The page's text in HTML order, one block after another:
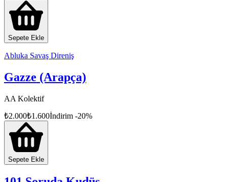
Sepete Ekle
Abluka Savaş Direniş
Gazze (Arapça)
AA Kolektif
₺2.000₺1.600İndirim -20%
Sepete Ekle